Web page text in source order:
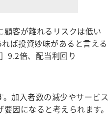
客が離れるリスクは低い
ば投資妙味があると言える
9.2倍、配当利回り
加入者数の減少やサービス
因になると考えられます。